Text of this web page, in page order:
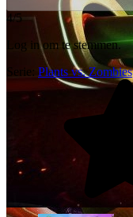
4/5
Log in om te stemmen.
Serie: Plants vs. Zombies